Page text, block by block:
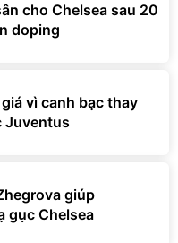
cho Chelsea sau 20
doping
vì canh bạc thay
Juventus
giúp
gục Chelsea